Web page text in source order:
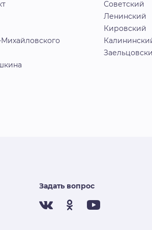
Советский
Ленинский
Кировский
Задать вопрос